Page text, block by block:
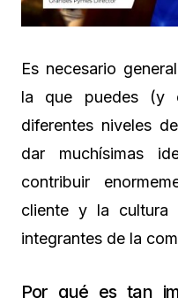
Es necesario
la que puedes (y
diferentes niveles
dar muchísimas
contribuir
cliente y la
integrantes de la
Por qué es tan